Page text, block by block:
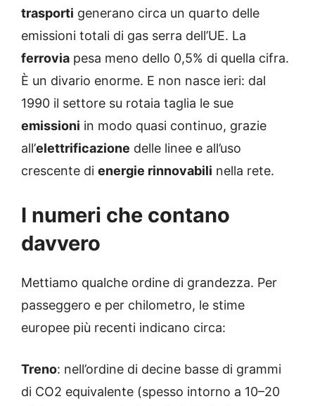
trasporti generano circa un quarto delle
emissioni totali di gas serra dell’UE. La
ferrovia pesa meno dello 0,5% di quella cifra.
È un divario enorme. E non nasce ieri: dal
1990 il settore su rotaia taglia le sue
emissioni in modo quasi continuo, grazie
all’elettrificazione delle linee e all’uso
crescente di energie rinnovabili nella rete.
I numeri che contano
davvero
Mettiamo qualche ordine di grandezza. Per
passeggero e per chilometro, le stime
europee più recenti indicano circa:
Treno: nell’ordine di decine basse di grammi
di CO2 equivalente (spesso intorno a 10–20